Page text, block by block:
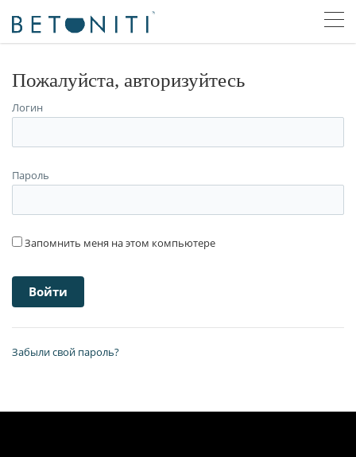
Пожалуйста, авторизуйтесь
Логин
Пароль
Запомнить меня на этом компьютере
Забыли свой пароль?